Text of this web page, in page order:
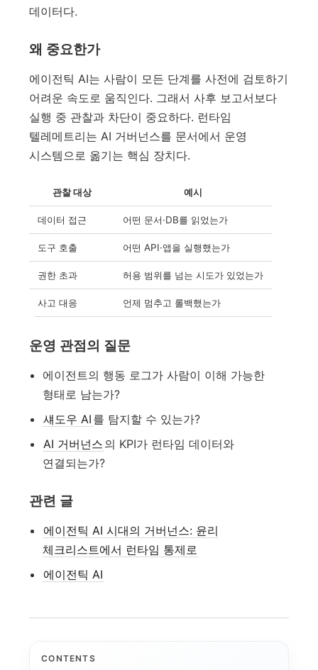
데이터다.
왜 중요한가
에이전틱 AI는 사람이 모든 단계를 사전에 검토하기
어려운 속도로 움직인다. 그래서 사후 보고서보다
실행 중 관찰과 차단이 중요하다. 런타임
텔레메트리는 AI 거버넌스를 문서에서 운영
시스템으로 옮기는 핵심 장치다.
관찰 대상 예시
데이터 접근 어떤 문서·DB를 읽었는가
도구 호출 어떤 API·앱을 실행했는가
권한 초과 허용 범위를 넘는 시도가 있었는가
사고 대응 언제 멈추고 롤백했는가
운영 관점의 질문
에이전트의 행동 로그가 사람이 이해 가능한
형태로 남는가?
섀도우 AI 를 탐지할 수 있는가?
AI 거버넌스 의 KPI가 런타임 데이터와
연결되는가?
관련 글
에이전틱 AI 시대의 거버넌스: 윤리
체크리스트에서 런타임 통제로
에이전틱 AI
CONTENTS